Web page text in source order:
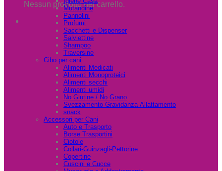
Nessun prodotto nel carrello.
Mutandine
Pannolini
Profumi
Sacchetti e Dispenser
Salviettine
Shampoo
Traversine
Cibo per cani
Alimenti Medicati
Alimenti Monoproteici
Alimenti secchi
Alimenti umidi
No Glutine / No Grano
Svezzamento-Gravidanza-Allattamento
snack
Accessori per Cani
Auto e Trasporto
Borse Trasportini
Ciotole
Collari-Guinzagli-Pettorine
Copertine
Cuscini e Cucce